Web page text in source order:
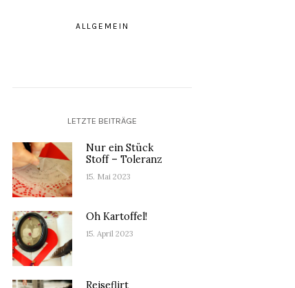
ALLGEMEIN
LETZTE BEITRÄGE
Nur ein Stück
Stoff – Toleranz
15. Mai 2023
Oh Kartoffel!
15. April 2023
Reiseflirt